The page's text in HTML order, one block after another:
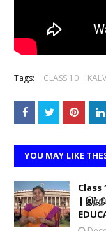
Tags: CLASS 10
YOU MAY LIKE
Class
|